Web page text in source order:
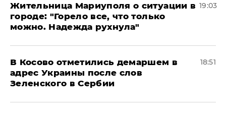
Жительница Мариуполя о ситуации в
городе: "Горело все, что только
можно. Надежда рухнула"
19:03
В Косово отметились демаршем в
адрес Украины после слов
Зеленского в Сербии
18:51